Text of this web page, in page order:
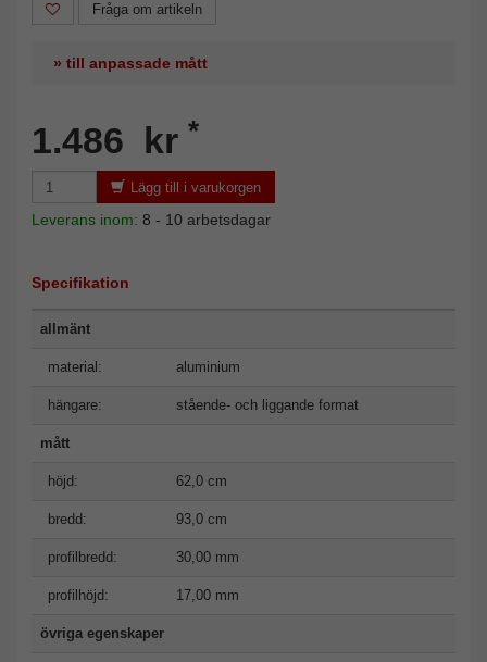
Fråga om artikeln
» till anpassade mått
1.486 kr *
Lägg till i varukorgen
Leverans inom: 8 - 10 arbetsdagar
Specifikation
allmänt
material: aluminium
hängare: stående- och liggande format
mått
höjd: 62,0 cm
bredd: 93,0 cm
profilbredd: 30,00 mm
profilhöjd: 17,00 mm
övriga egenskaper